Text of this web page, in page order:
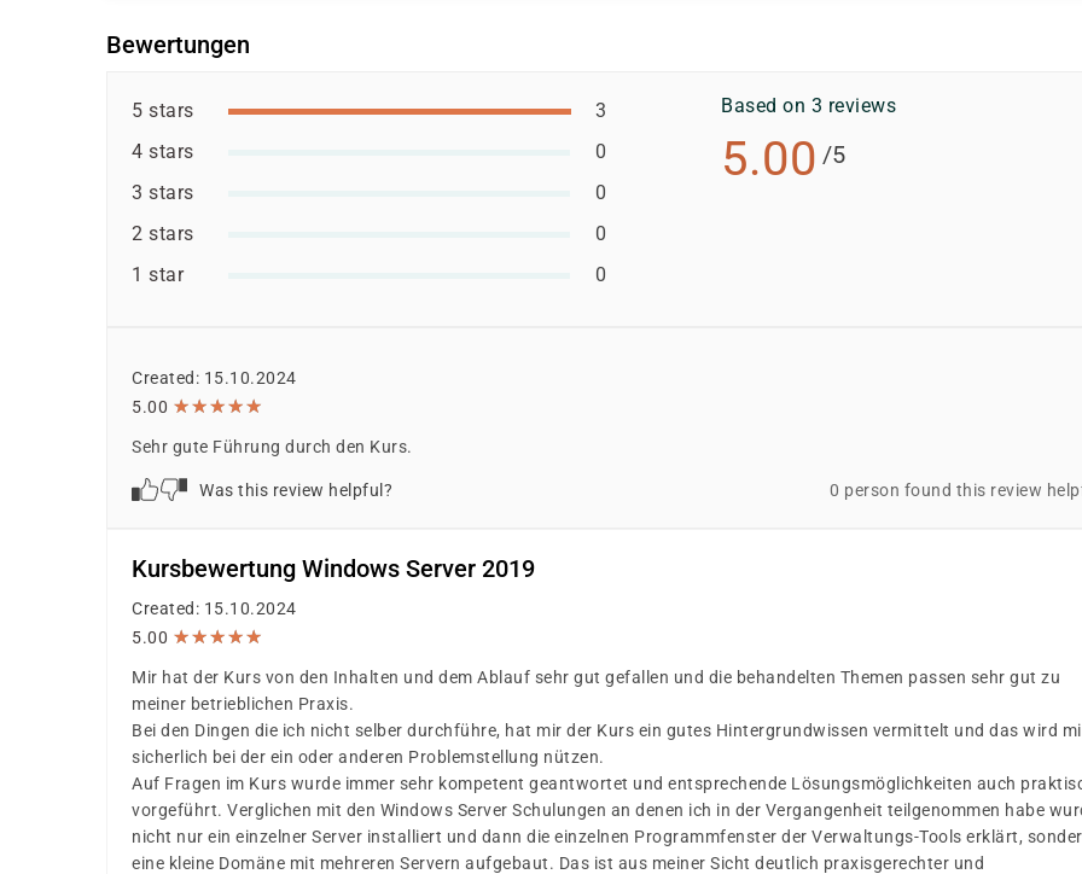
Bewertungen
5 stars
3
4 stars
0
3 stars
0
2 stars
0
1 star
0
Based on 3 reviews
5.00 /5
Created: 15.10.2024
5.00 ★★★★★
★★★★★
Sehr gute Führung durch den Kurs.
Was this review helpful? 0 person found this review
Kursbewertung Windows Server 2019
Created: 15.10.2024
5.00 ★★★★★
★★★★★
Mir hat der Kurs von den Inhalten und dem Ablauf sehr gut gefallen und die behandelten Themen passen sehr gut zu
meiner betrieblichen Praxis.
Bei den Dingen die ich nicht selber durchführe, hat mir der Kurs ein gutes Hintergrundwissen vermittelt und das wird
sicherlich bei der ein oder anderen Problemstellung nützen.
Auf Fragen im Kurs wurde immer sehr kompetent geantwortet und entsprechende Lösungsmöglichkeiten auch
vorgeführt. Verglichen mit den Windows Server Schulungen an denen ich in der Vergangenheit teilgenommen habe
nicht nur ein einzelner Server installiert und dann die einzelnen Programmfenster der Verwaltungs-Tools erklärt,
eine kleine Domäne mit mehreren Servern aufgebaut. Das ist aus meiner Sicht deutlich praxisgerechter und